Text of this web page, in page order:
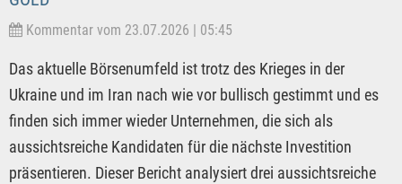
Kommentar vom 23.07.2026 | 05:45
Das aktuelle Börsenumfeld ist trotz des Krieges in der
Ukraine und im Iran nach wie vor bullisch gestimmt und es
finden sich immer wieder Unternehmen, die sich als
aussichtsreiche Kandidaten für die nächste Investition
präsentieren. Dieser Bericht analysiert drei aussichtsreiche